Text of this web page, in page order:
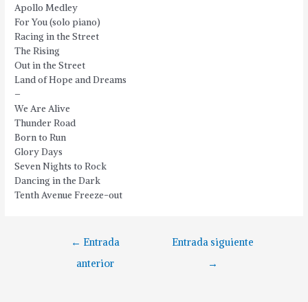
Apollo Medley
For You (solo piano)
Racing in the Street
The Rising
Out in the Street
Land of Hope and Dreams
–
We Are Alive
Thunder Road
Born to Run
Glory Days
Seven Nights to Rock
Dancing in the Dark
Tenth Avenue Freeze-out
Navegación
← Entrada
anterior
Entrada siguiente
→